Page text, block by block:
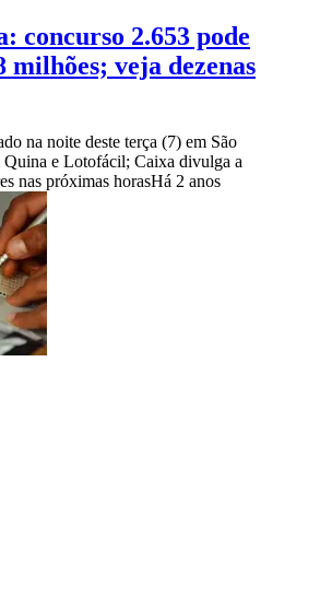
concurso 2.653 pode
milhões; veja dezenas
na noite deste terça (7) em São
e Lotofácil; Caixa divulga a
nas próximas horasHá 2 anos